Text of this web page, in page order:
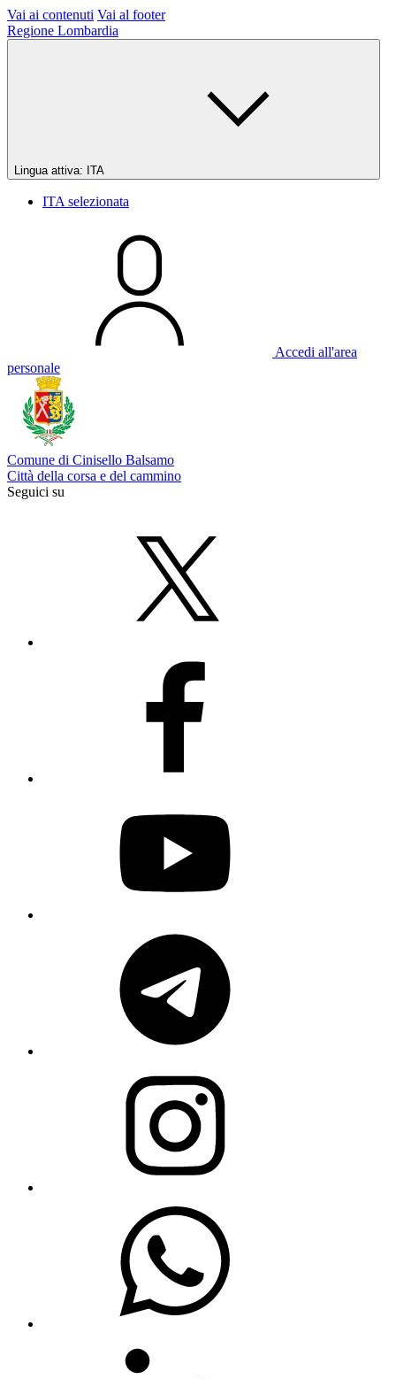
Vai ai contenuti Vai al footer
Regione Lombardia
Lingua attiva: ITA
ITA selezionata
Accedi all'area
personale
Comune di Cinisello Balsamo
Città della corsa e del cammino
Seguici su